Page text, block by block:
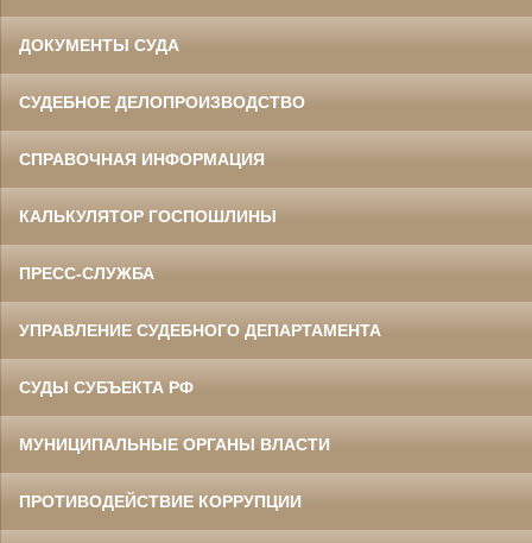
ДОКУМЕНТЫ СУДА
СУДЕБНОЕ ДЕЛОПРОИЗВОДСТВО
СПРАВОЧНАЯ ИНФОРМАЦИЯ
КАЛЬКУЛЯТОР ГОСПОШЛИНЫ
ПРЕСС-СЛУЖБА
УПРАВЛЕНИЕ СУДЕБНОГО ДЕПАРТАМЕНТА
СУДЫ СУБЪЕКТА РФ
МУНИЦИПАЛЬНЫЕ ОРГАНЫ ВЛАСТИ
ПРОТИВОДЕЙСТВИЕ КОРРУПЦИИ